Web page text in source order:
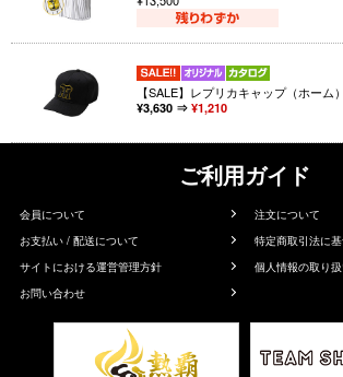
【SALE】レプリカキャップ（ホーム）
¥3,630 ⇒ ¥1,210
ご利用ガイド
会員について
注文について
お支払い / 配送について
特定商取引法に
サイトにおける運営管理方針
個人情報の取り
お問い合わせ